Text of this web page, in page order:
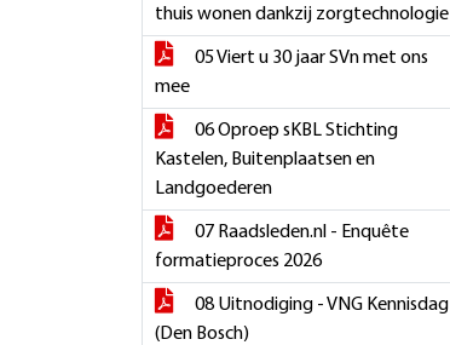
thuis wonen dankzij zorgtechnologie
05 Viert u 30 jaar SVn met ons
mee
06 Oproep sKBL Stichting
Kastelen, Buitenplaatsen en
Landgoederen
07 Raadsleden.nl - Enquête
formatieproces 2026
08 Uitnodiging - VNG Kennisdag
(Den Bosch)